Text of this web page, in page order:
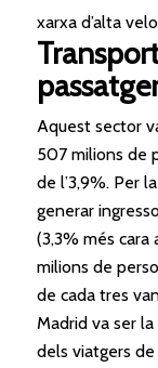
xarxa d’alta
Aquest sector
507 milions de
de l’3,9%. Per
generar
(3,3% més cara
milions de
de cada tres
Madrid va ser
dels viatgers